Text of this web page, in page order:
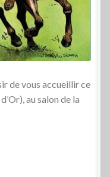
de vous accueillir ce
au salon de la